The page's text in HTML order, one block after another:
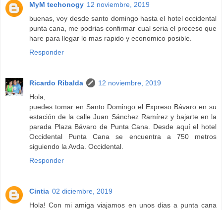
MyM techonogy 12 noviembre, 2019
buenas, voy desde santo domingo hasta el hotel occidental
punta cana, me podrias confirmar cual seria el proceso que
hare para llegar lo mas rapido y economico posible.
Responder
Ricardo Ribalda
12 noviembre, 2019
Hola,
puedes tomar en Santo Domingo el Expreso Bávaro en su
estación de la calle Juan Sánchez Ramírez y bajarte en la
parada Plaza Bávaro de Punta Cana. Desde aquí el hotel
Occidental Punta Cana se encuentra a 750 metros
siguiendo la Avda. Occidental.
Responder
Cintia 02 diciembre, 2019
Hola! Con mi amiga viajamos en unos dias a punta cana